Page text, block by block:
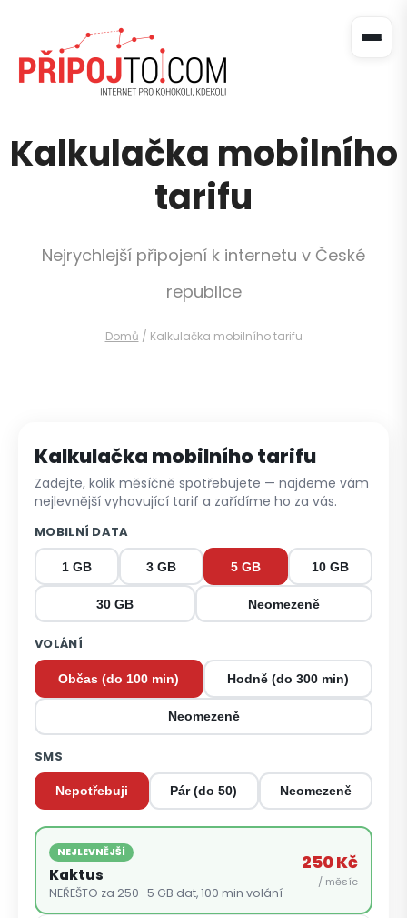
Kalkulačka mobilního
tarifu
Nejrychlejší připojení k internetu v České
republice
Domů / Kalkulačka mobilního tarifu
Kalkulačka mobilního tarifu
Zadejte, kolik měsíčně spotřebujete — najdeme vám
nejlevnější vyhovující tarif a zařídíme ho za vás.
MOBILNÍ DATA
1 GB 3 GB 5 GB 10 GB
30 GB Neomezeně
VOLÁNÍ
Občas (do 100 min) Hodně (do 300 min)
Neomezeně
SMS
Nepotřebuji Pár (do 50) Neomezeně
NEJLEVNĚJŠÍ
Kaktus
NEŘEŠTO za 250 · 5 GB dat, 100 min volání
250 Kč
/ měsíc